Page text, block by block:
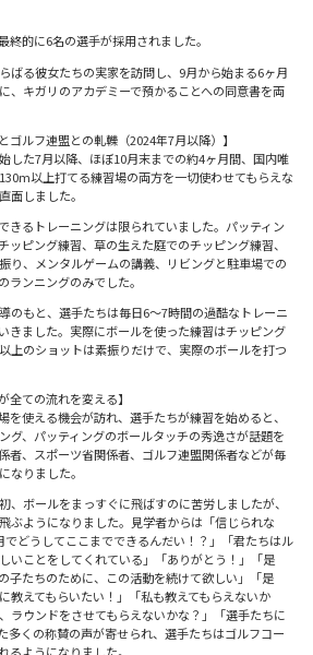
終的に6名の選手が採用されました。
ばる彼女たちの実家を訪問し、9月から始まる6ヶ月
、キガリのアカデミーで預かることへの同意書を両
ゴルフ連盟との軋轢（2024年7月以降）】
した7月以降、ほぼ10月末までの約4ヶ月間、国内唯
以上打てる練習場の両方を一切使わせてもらえな
面しました。
きるトレーニングは限られていました。パッティン
ッピング練習、草の生えた庭でのチッピング練習、
り、メンタルゲームの講義、リビングと駐車場での
ランニングのみでした。
のもと、選手たちは毎日6〜7時間の過酷なトレーニ
きました。実際にボールを使った練習はチッピング
上のショットは素振りだけで、実際のボールを打つ
全ての流れを変える】
を使える機会が訪れ、選手たちが練習を始めると、
グ、パッティングのボールタッチの秀逸さが話題を
者、スポーツ省関係者、ゴルフ連盟関係者などが毎
なりました。
、ボールをまっすぐに飛ばすのに苦労しましたが、
ぶようになりました。見学者からは「信じられな
どうしてここまでできるんだい！？」「君たちはル
いことをしてくれている」「ありがとう！」「是
子たちのために、この活動を続けて欲しい」「是
教えてもらいたい！」「私も教えてもらえないか
ラウンドをさせてもらえないかな？」「選手たちに
多くの称賛の声が寄せられ、選手たちはゴルフコー